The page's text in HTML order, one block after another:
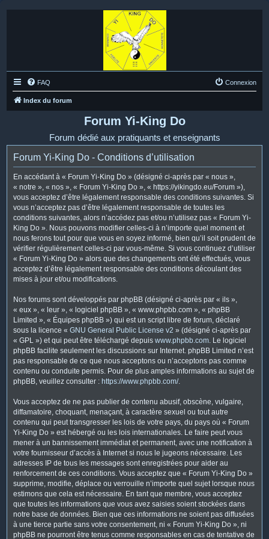
FAQ Connexion
Index du forum
Forum Yi-King Do
Forum dédié aux pratiquants et enseignants
Forum Yi-King Do - Conditions d’utilisation
En accédant à « Forum Yi-King Do » (désigné ci-après par « nous »,
« notre », « nos », « Forum Yi-King Do », « https://yikingdo.eu/Forum »),
vous acceptez d’être légalement responsable des conditions suivantes. Si
vous n’acceptez pas d’être légalement responsable de toutes les
conditions suivantes, alors n’accédez pas et/ou n’utilisez pas « Forum Yi-
King Do ». Nous pouvons modifier celles-ci à n’importe quel moment et
nous ferons tout pour que vous en soyez informé, bien qu’il soit prudent de
vérifier régulièrement celles-ci par vous-même. Si vous continuez d’utiliser
« Forum Yi-King Do » alors que des changements ont été effectués, vous
acceptez d’être légalement responsable des conditions découlant des
mises à jour et/ou modifications.
Nos forums sont développés par phpBB (désigné ci-après par « ils »,
« eux », « leur », « logiciel phpBB », « www.phpbb.com », « phpBB
Limited », « Équipes phpBB ») qui est un script libre de forum, déclaré
sous la licence « GNU General Public License v2 » (désigné ci-après par
« GPL ») et qui peut être téléchargé depuis www.phpbb.com. Le logiciel
phpBB facilite seulement les discussions sur Internet. phpBB Limited n’est
pas responsable de ce que nous acceptons ou n’acceptons pas comme
contenu ou conduite permis. Pour de plus amples informations au sujet de
phpBB, veuillez consulter : https://www.phpbb.com/.
Vous acceptez de ne pas publier de contenu abusif, obscène, vulgaire,
diffamatoire, choquant, menaçant, à caractère sexuel ou tout autre
contenu qui peut transgresser les lois de votre pays, du pays où « Forum
Yi-King Do » est hébergé ou les lois internationales. Le faire peut vous
mener à un bannissement immédiat et permanent, avec une notification à
votre fournisseur d’accès à Internet si nous le jugeons nécessaire. Les
adresses IP de tous les messages sont enregistrées pour aider au
renforcement de ces conditions. Vous acceptez que « Forum Yi-King Do »
supprime, modifie, déplace ou verrouille n’importe quel sujet lorsque nous
estimons que cela est nécessaire. En tant que membre, vous acceptez
que toutes les informations que vous avez saisies soient stockées dans
notre base de données. Bien que ces informations ne soient pas diffusées
à une tierce partie sans votre consentement, ni « Forum Yi-King Do », ni
phpBB ne pourront être tenus comme responsables en cas de tentative de